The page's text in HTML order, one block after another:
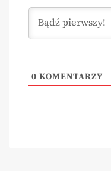
0 KOMENTARZY